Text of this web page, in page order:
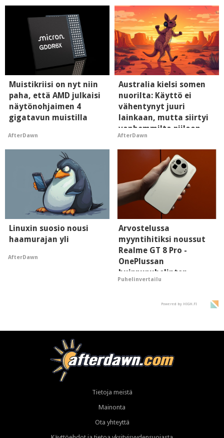
Muistikriisi on nyt niin
paha, että AMD julkaisi
näytönohjaimen 4
gigatavun muistilla
AfterDawn
Australia kielsi somen
nuorilta: Käyttö ei
vähentynyt juuri
lainkaan, mutta siirtyi
vanhemmilta piiloon
AfterDawn
Linuxin suosio nousi
haamurajan yli
AfterDawn
Arvostelussa
myyntihitiksi noussut
Realme GT 8 Pro -
OnePlussan
huippupuhelinten
"perillinen"
Puhelinvertailu
Powered by HIGH.FI
Tietoja meistä
Mainonta
Ota yhteyttä